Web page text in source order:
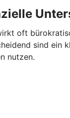
oft
sind ein
nutzen.